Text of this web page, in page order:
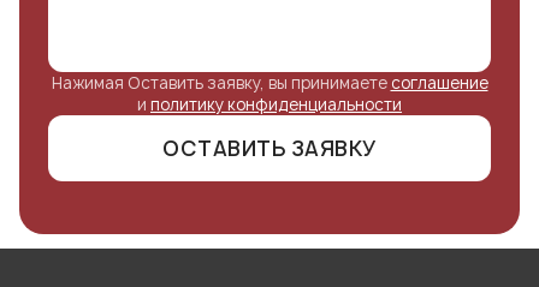
Нажимая Оставить заявку, вы принимаете соглашение
и политику конфиденциальности
ОСТАВИТЬ ЗАЯВКУ